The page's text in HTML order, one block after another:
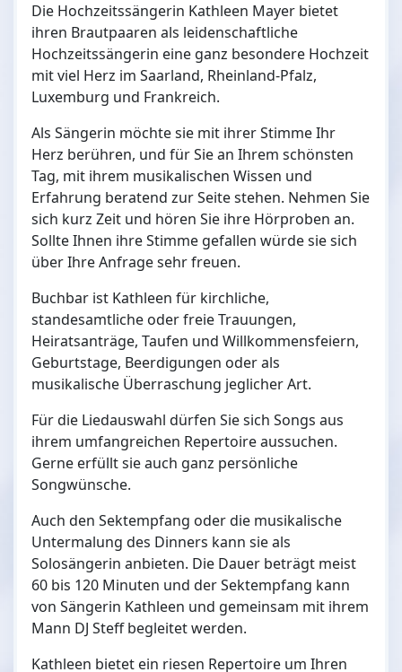
Die Hochzeitssängerin Kathleen Mayer bietet
ihren Brautpaaren als leidenschaftliche
Hochzeitssängerin eine ganz besondere Hochzeit
mit viel Herz im Saarland, Rheinland-Pfalz,
Luxemburg und Frankreich.
Als Sängerin möchte sie mit ihrer Stimme Ihr
Herz berühren, und für Sie an Ihrem schönsten
Tag, mit ihrem musikalischen Wissen und
Erfahrung beratend zur Seite stehen. Nehmen Sie
sich kurz Zeit und hören Sie ihre Hörproben an.
Sollte Ihnen ihre Stimme gefallen würde sie sich
über Ihre Anfrage sehr freuen.
Buchbar ist Kathleen für kirchliche,
standesamtliche oder freie Trauungen,
Heiratsanträge, Taufen und Willkommensfeiern,
Geburtstage, Beerdigungen oder als
musikalische Überraschung jeglicher Art.
Für die Liedauswahl dürfen Sie sich Songs aus
ihrem umfangreichen Repertoire aussuchen.
Gerne erfüllt sie auch ganz persönliche
Songwünsche.
Auch den Sektempfang oder die musikalische
Untermalung des Dinners kann sie als
Solosängerin anbieten. Die Dauer beträgt meist
60 bis 120 Minuten und der Sektempfang kann
von Sängerin Kathleen und gemeinsam mit ihrem
Mann DJ Steff begleitet werden.
Kathleen bietet ein riesen Repertoire um Ihren